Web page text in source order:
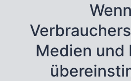
Wenn
Medien und